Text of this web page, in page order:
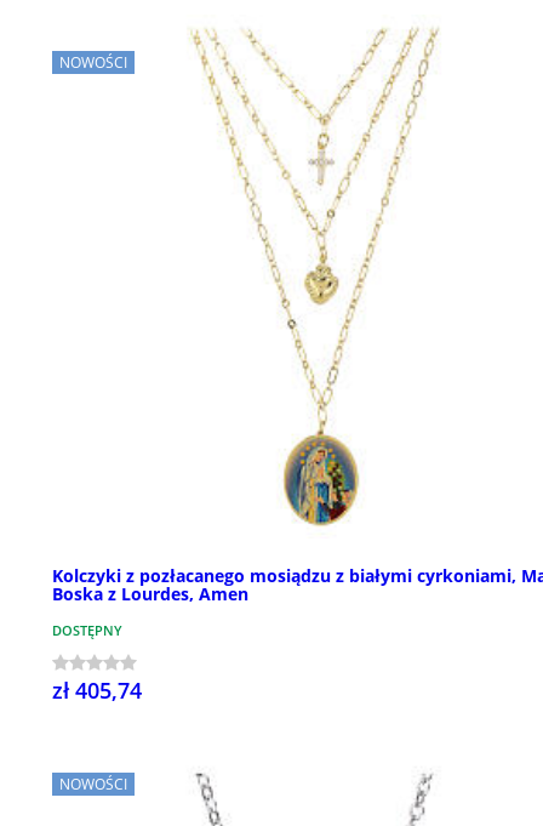
NOWOŚCI
Kolczyki z pozłacanego mosiądzu z białymi cyrkoniami,
Boska z Lourdes, Amen
DOSTĘPNY
zł 405,74
NOWOŚCI